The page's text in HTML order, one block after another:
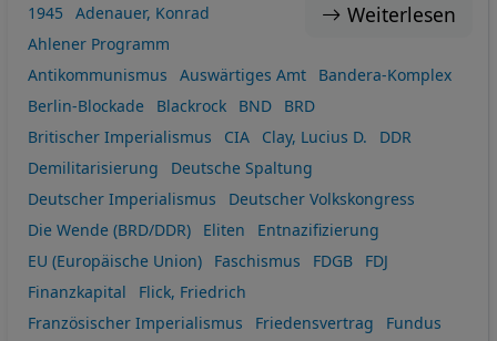
Weiterlesen
1945
Adenauer, Konrad
Ahlener Programm
Antikommunismus
Auswärtiges Amt
Bandera-Komplex
Berlin-Blockade
Blackrock BND
BRD
Britischer Imperialismus
CIA Clay, Lucius D.
DDR
Demilitarisierung
Deutsche Spaltung
Deutscher Imperialismus
Deutscher Volkskongress
Die Wende (BRD/DDR)
Eliten
Entnazifizierung
EU (Europäische Union)
Faschismus FDGB
FDJ
Finanzkapital
Flick, Friedrich
Französischer Imperialismus
Friedensvertrag Fundus